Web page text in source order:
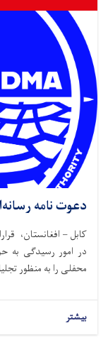
دعوت نامه
در امور رسیدگی به
محفلی را به منظور
بیشتر